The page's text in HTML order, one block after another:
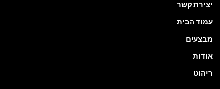
יצירת קשר
עמוד הבית
מבצעים
אודות
ריהוט